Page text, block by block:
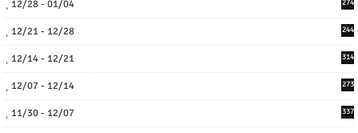
12/28 - 01/04 274
12/21 - 12/28 244
12/14 - 12/21 314
12/07 - 12/14 273
11/30 - 12/07 337